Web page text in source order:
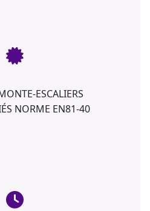
ESCALIERS
NORME EN81-40